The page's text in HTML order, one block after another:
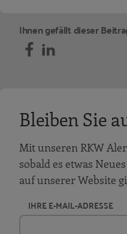
Ihnen gefällt dieser
Bleiben Sie
Mit unseren RKW
sobald es etwas
auf unserer Website
IHRE E-MAIL-ADRESSE